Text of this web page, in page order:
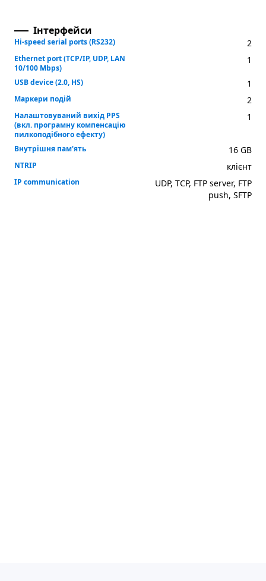
Інтерфейси
Hi-speed serial ports (RS232) 2
Ethernet port (TCP/IP, UDP, LAN
10/100 Mbps)
1
USB device (2.0, HS) 1
Маркери подій 2
Налаштовуваний вихід PPS
(вкл. програмну компенсацію
пилкоподібного ефекту)
1
Внутрішня пам'ять 16 GB
NTRIP клієнт
IP communication
UDP, TCP, FTP server, FTP
push, SFTP